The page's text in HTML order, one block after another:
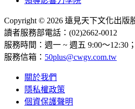
Copyright © 2026 遠見天下文化出版
讀者服務部電話：(02)2662-0012
服務時間：週一 ~ 週五 9:00～12:30
服務信箱： 50plus@cwgv.com.tw
關於我們
隱私權政策
個資保護聲明